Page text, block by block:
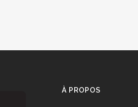
À PROPOS